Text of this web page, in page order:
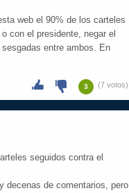
web el 90% de los carteles
con el presidente, negar el
entre ambos. En
3 (7 votos)
seguidos contra el
decenas de comentarios, pero